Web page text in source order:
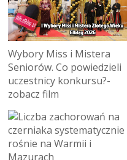
Wybory Miss i Mistera
Seniorów. Co powiedzieli
uczestnicy konkursu?-
zobacz film